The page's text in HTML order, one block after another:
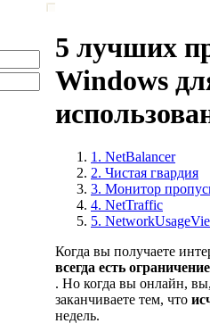
5 лучших
Windows
1. NetBalancer
2. Чистая гвардия
3. Монитор
4. NetTraffic
5.
Когда вы получаете
всегда есть
. Но когда вы онлайн,
заканчиваете тем, что
недель.